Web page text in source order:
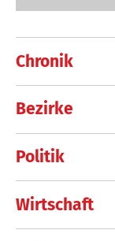
Chronik
Bezirke
Politik
Wirtschaft